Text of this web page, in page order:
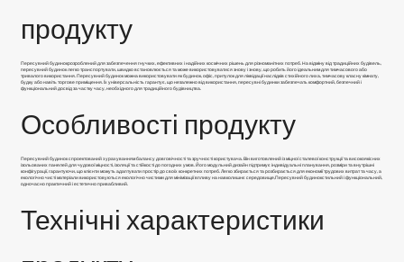
продукту
Пересувний будинокрозроблений для забезпечення гнучких, ефективних і надійних космічних рішень для різноманітних потреб. На відміну від традиційних будівель,
пересувний будинок легко транспортувати, швидко встановлюється та може використовуватися знову і знову, що робить його ідеальним для тимчасового або
тривалого використання. Пересувний будинок можна використовувати як будинок, офіс, притулок для ліквідації наслідків стихійного лиха, тимчасову класну кімнату,
будку або навіть торгове приміщення. Їх універсальність гарантує, що незалежно від використання, пересувні будинки забезпечать комфортний, безпечний і
функціональний досвід за частку часу, необхідного для традиційного будівництва.
Особливості продукту
Пересувний будинок спроектований з урахуванням балансу довговічності та зручності користувача. Він виготовлений із міцної сталевої конструкції та високоякісних
ізольованих панелей для чудової міцності, ізоляції та стійкості до погодних умов. Його модульний дизайн підтримує індивідуальні планування, розміри та внутрішні
конфігурації, гарантуючи, що клієнти можуть адаптувати простір до своїх конкретних потреб. Легко збирається та розбирається для економії трудових витрат та часу, а
екологічно чисті матеріали використовуються екологічно чистими для мінімізації впливу на навколишнє середовище,Пересувний будинокстильний і функціональний,
одночасно практичний і естетично привабливий.
Технічні характеристики